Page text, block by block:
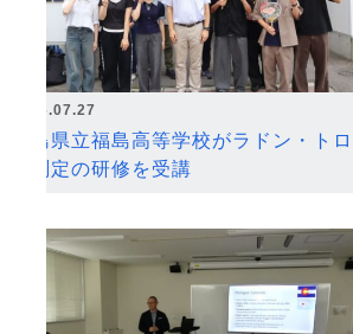
2026.07.27
福島県立福島高等学校がラドン・トロ
ン測定の研修を受講